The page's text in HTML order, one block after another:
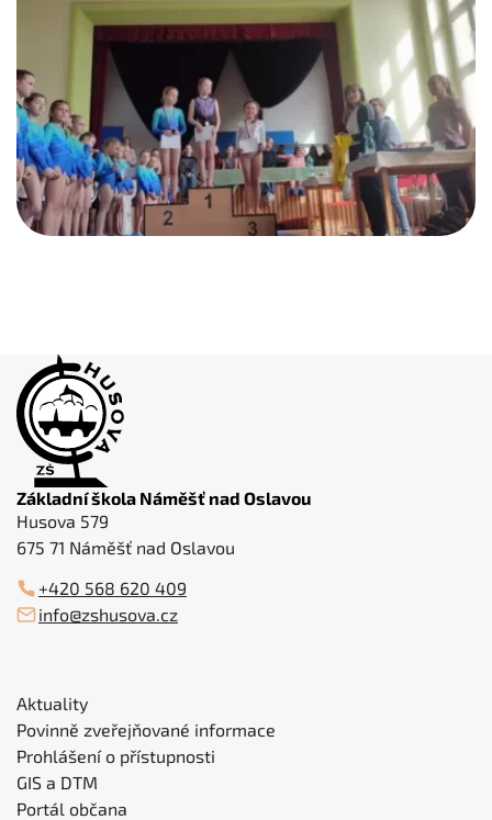
Základní škola Náměšť nad Oslavou
Husova 579
675 71 Náměšť nad Oslavou
+420 568 620 409
info@zshusova.cz
Aktuality
Povinně zveřejňované informace
Prohlášení o přístupnosti
GIS a DTM
Portál občana